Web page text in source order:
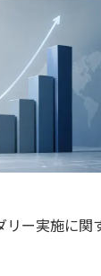
リー実施に関